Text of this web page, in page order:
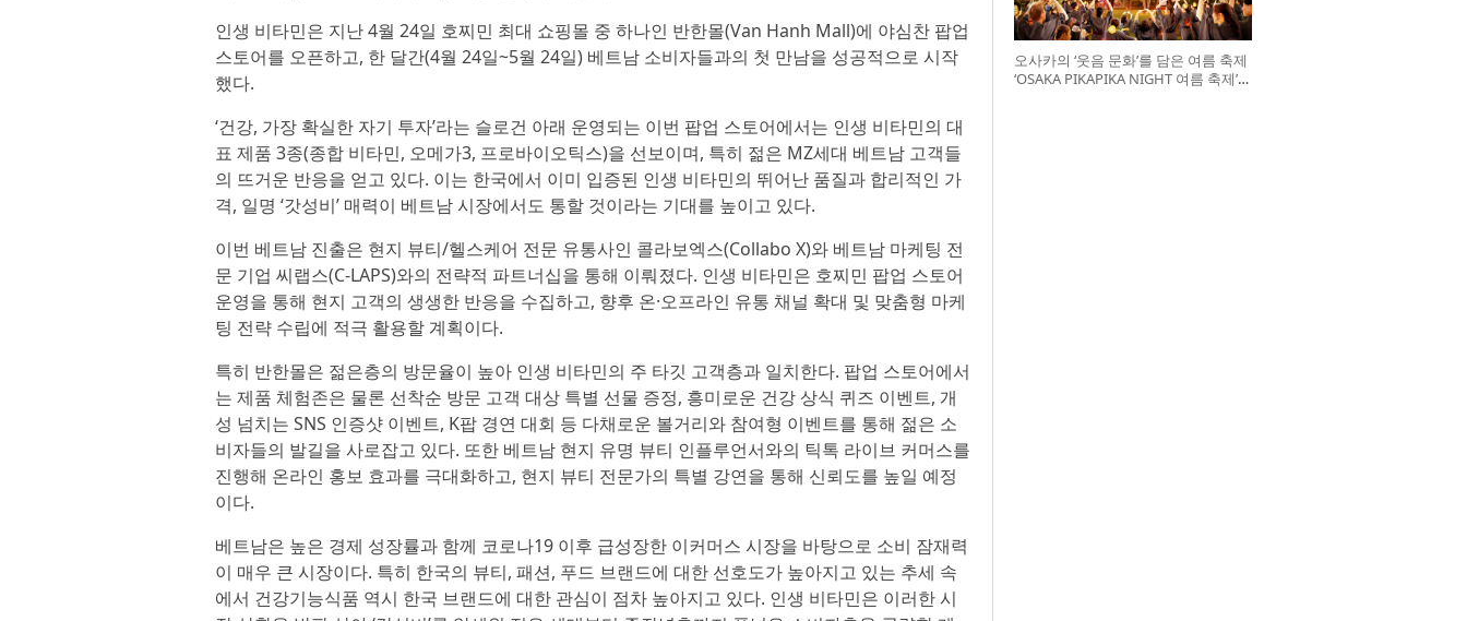
인생 비타민은 지난 4월 24일 호찌민 최대 쇼핑몰 중 하나인 반한몰(Van Hanh Mall)에 야심찬 팝업
스토어를 오픈하고, 한 달간(4월 24일~5월 24일) 베트남 소비자들과의 첫 만남을 성공적으로 시작
했다.
‘건강, 가장 확실한 자기 투자’라는 슬로건 아래 운영되는 이번 팝업 스토어에서는 인생 비타민의 대
표 제품 3종(종합 비타민, 오메가3, 프로바이오틱스)을 선보이며, 특히 젊은 MZ세대 베트남 고객들
의 뜨거운 반응을 얻고 있다. 이는 한국에서 이미 입증된 인생 비타민의 뛰어난 품질과 합리적인 가
격, 일명 ‘갓성비’ 매력이 베트남 시장에서도 통할 것이라는 기대를 높이고 있다.
이번 베트남 진출은 현지 뷰티/헬스케어 전문 유통사인 콜라보엑스(Collabo X)와 베트남 마케팅 전
문 기업 씨랩스(C-LAPS)와의 전략적 파트너십을 통해 이뤄졌다. 인생 비타민은 호찌민 팝업 스토어
운영을 통해 현지 고객의 생생한 반응을 수집하고, 향후 온·오프라인 유통 채널 확대 및 맞춤형 마케
팅 전략 수립에 적극 활용할 계획이다.
특히 반한몰은 젊은층의 방문율이 높아 인생 비타민의 주 타깃 고객층과 일치한다. 팝업 스토어에서
는 제품 체험존은 물론 선착순 방문 고객 대상 특별 선물 증정, 흥미로운 건강 상식 퀴즈 이벤트, 개
성 넘치는 SNS 인증샷 이벤트, K팝 경연 대회 등 다채로운 볼거리와 참여형 이벤트를 통해 젊은 소
비자들의 발길을 사로잡고 있다. 또한 베트남 현지 유명 뷰티 인플루언서와의 틱톡 라이브 커머스를
진행해 온라인 홍보 효과를 극대화하고, 현지 뷰티 전문가의 특별 강연을 통해 신뢰도를 높일 예정
이다.
베트남은 높은 경제 성장률과 함께 코로나19 이후 급성장한 이커머스 시장을 바탕으로 소비 잠재력
이 매우 큰 시장이다. 특히 한국의 뷰티, 패션, 푸드 브랜드에 대한 선호도가 높아지고 있는 추세 속
에서 건강기능식품 역시 한국 브랜드에 대한 관심이 점차 높아지고 있다. 인생 비타민은 이러한 시
오사카의 ‘웃음 문화’를 담은 여름 축제
‘OSAKA PIKAPIKA NIGHT 여름 축제’